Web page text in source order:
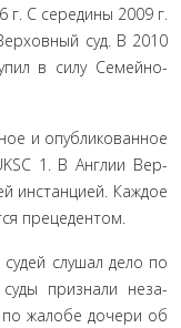
г. С середины 2009 г.
суд. В 2010
в силу Семейно­
и опубликован­ное
1. В Англии Вер­
инстанцией. Каждое
прецедентом.
слушал дело по
признали неза­
жалобе дочери об